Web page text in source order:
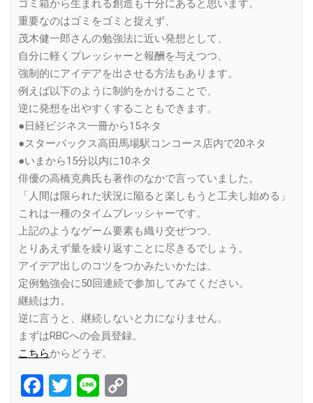
ゴミ箱から生まれる創造も十分にあると思います。
重要なのはゴミをゴミと捉えず、
茂木健一郎さんの勉強法に近い発想として、
自分に軽くプレッシャーと報酬を与えつつ、
強制的にアイデアを出させる方法もあります。
例えば以下のように制約をかけることで、
逆に発想を出やすくすることもできます。
●日経ビジネス一冊から15ネタ
●スターバックス高田馬場駅コンコース店内で20ネタ
●いまから15分以内に10ネタ
俳優の高橋克典氏も著作のなかで言っていました。
「人間は限られた状況に陥ると楽しもうと工夫し始める」
これは一種のタイムプレッシャーです。
上記のようなゲーム要素も織り交ぜつつ、
とりあえず量を繰り返すことに尽きるでしょう。
アイデア出しのコツをつかみたいかたは、
定例勉強会に50回連続で参加してみてください。
継続は力。
逆に言うと、継続しないと力になりません。
まずはRBCへの会員登録。
こちらからどうぞ。
Facebook
Twitter
Line